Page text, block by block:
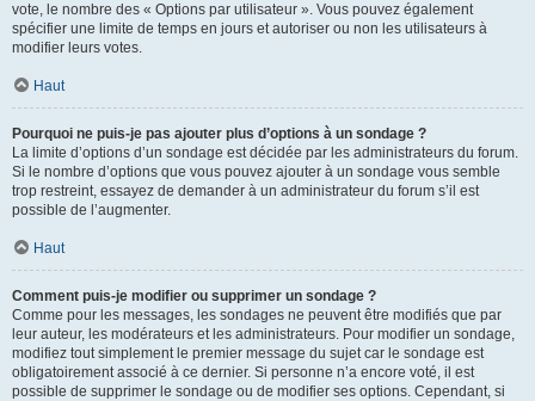
vote, le nombre des « Options par utilisateur ». Vous pouvez également
spécifier une limite de temps en jours et autoriser ou non les utilisateurs à
modifier leurs votes.
Haut
Pourquoi ne puis-je pas ajouter plus d’options à un sondage ?
La limite d’options d’un sondage est décidée par les administrateurs du forum.
Si le nombre d’options que vous pouvez ajouter à un sondage vous semble
trop restreint, essayez de demander à un administrateur du forum s’il est
possible de l’augmenter.
Haut
Comment puis-je modifier ou supprimer un sondage ?
Comme pour les messages, les sondages ne peuvent être modifiés que par
leur auteur, les modérateurs et les administrateurs. Pour modifier un sondage,
modifiez tout simplement le premier message du sujet car le sondage est
obligatoirement associé à ce dernier. Si personne n’a encore voté, il est
possible de supprimer le sondage ou de modifier ses options. Cependant, si